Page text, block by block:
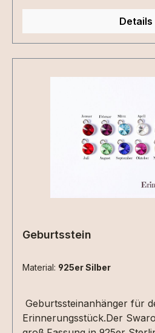
Details
Geburtsstein
Material: 925er Silber
Geburtssteinanhänger für
Erinnerungsstück.Der